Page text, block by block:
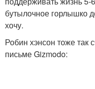
бутылочное горлышко
хочу.
Робин хэнсон тоже так
письме Gizmodo: